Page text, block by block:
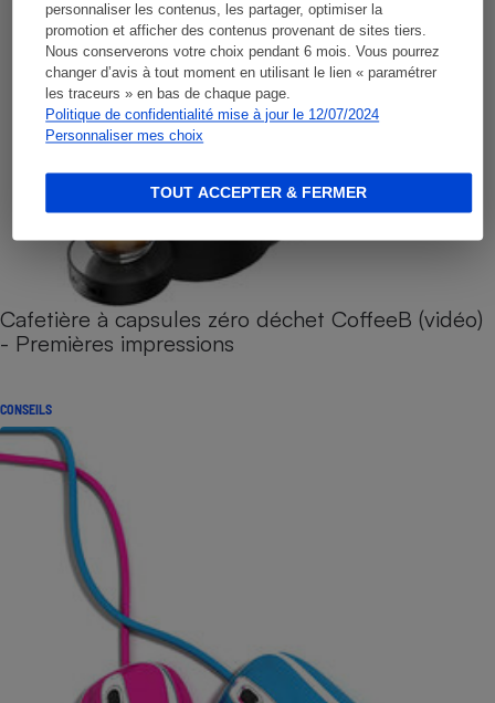
personnaliser les contenus, les partager, optimiser la
promotion et afficher des contenus provenant de sites tiers.
Nous conserverons votre choix pendant 6 mois. Vous pourrez
changer d’avis à tout moment en utilisant le lien « paramétrer
les traceurs » en bas de chaque page.
Politique de confidentialité mise à jour le 12/07/2024
Personnaliser mes choix
TOUT ACCEPTER & FERMER
Cafetière à capsules zéro déchet CoffeeB (vidéo)
- Premières impressions
CONSEILS